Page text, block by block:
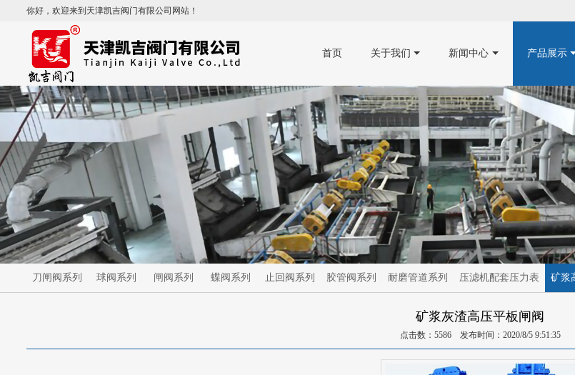
你好，欢迎来到天津凯吉阀门有限公司网站！
首页 关于我们 新闻中心 产品展示
刀闸阀系列 球阀系列 闸阀系列 蝶阀系列 止回阀系列 胶管阀系列 耐磨管道系列 压滤机配套压力表 矿浆
矿浆灰渣高压平板闸阀
点击数：5586 发布时间：2020/8/5 9:51:35